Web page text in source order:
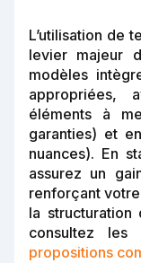
L’utilisation de
levier majeur
modèles
appropriées,
éléments à
garanties) et
nuances). En
assurez un
renforçant
la structuration
consultez les
propositions